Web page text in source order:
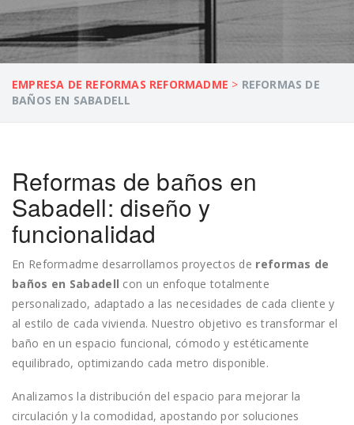
EMPRESA DE REFORMAS REFORMADME > REFORMAS DE
BAÑOS EN SABADELL
Reformas de baños en
Sabadell: diseño y
funcionalidad
En Reformadme desarrollamos proyectos de reformas de
baños en Sabadell con un enfoque totalmente
personalizado, adaptado a las necesidades de cada cliente y
al estilo de cada vivienda. Nuestro objetivo es transformar el
baño en un espacio funcional, cómodo y estéticamente
equilibrado, optimizando cada metro disponible.
Analizamos la distribución del espacio para mejorar la
circulación y la comodidad, apostando por soluciones